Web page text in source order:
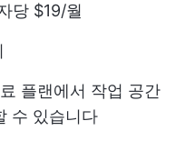
당 $19/월
플랜에서 작업 공간
수 있습니다